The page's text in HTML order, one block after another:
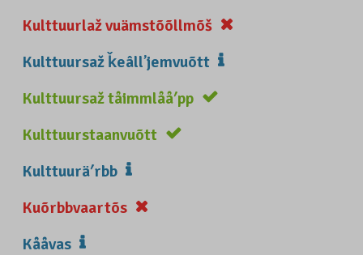
Kulttuurlaž vuämstõõllmõš
Kulttuursaž ǩeâllʼjemvuõtt
Kulttuursaž tåimmlååʹpp
Kulttuurstaanvuõtt
Kulttuuräʹrbb
Kuõrbbvaartõs
Kååvas